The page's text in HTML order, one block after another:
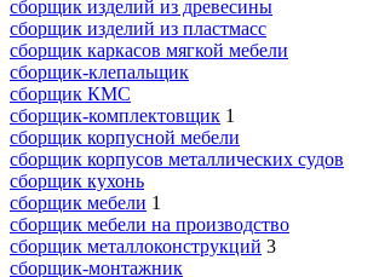
сборщик изделий из древесины
сборщик изделий из пластмасс
сборщик каркасов мягкой мебели
сборщик-клепальщик
сборщик КМС
сборщик-комплектовщик 1
сборщик корпусной мебели
сборщик корпусов металлических судов
сборщик кухонь
сборщик мебели 1
сборщик мебели на производство
сборщик металлоконструкций 3
сборщик-монтажник